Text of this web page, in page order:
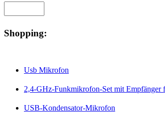
Shopping:
Usb Mikrofon
2,4-GHz-Funkmikrofon-Set mit Empfänger
USB-Kondensator-Mikrofon